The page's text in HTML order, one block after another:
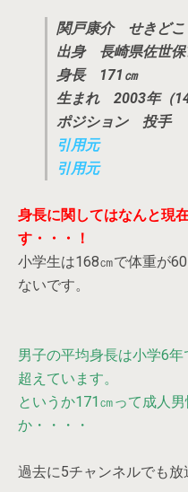
関戸康介 せきどこ
出身 長崎県佐世保
身長 171㎝
生まれ 2003年（14
ポジション 投手
引用元
引用元
身長に関してはなんと現
す・・・！
小学生は168㎝で体重が
ないです。
男子の平均身長は小学6
超えています。
というか171㎝って成人
か・・・・
過去に5チャンネルでも